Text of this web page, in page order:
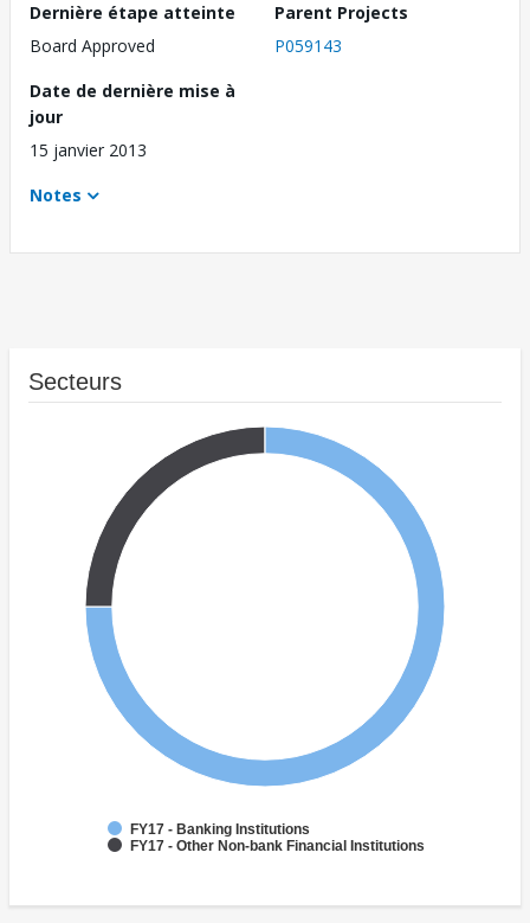
Dernière étape atteinte
Board Approved
Parent Projects
P059143
Date de dernière mise à
jour
15 janvier 2013
Notes
Secteurs
FY17 - Banking Institutions
FY17 - Other Non-bank Financial Institutions